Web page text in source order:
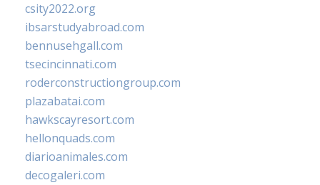
csity2022.org
ibsarstudyabroad.com
bennusehgall.com
tsecincinnati.com
roderconstructiongroup.com
plazabatai.com
hawkscayresort.com
hellonquads.com
diarioanimales.com
decogaleri.com